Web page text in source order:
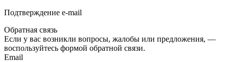
Подтверждение e-mail
Обратная связь
Если у вас возникли вопросы, жалобы или предложения, —
воспользуйтесь формой обратной связи.
Email